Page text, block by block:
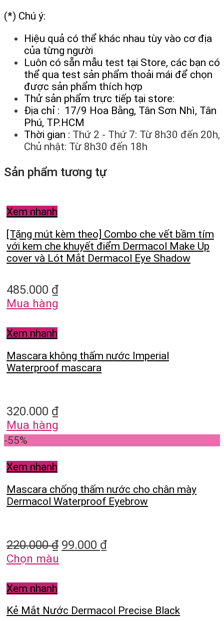
(*) Chú ý:
Hiệu quả có thể khác nhau tùy vào cơ địa
của từng người
Luôn có sẵn mẫu test tại Store, các bạn có
thể qua test sản phẩm thoải mái để chọn
được sản phẩm thích hợp
Thử sản phẩm trực tiếp tại store:
Địa chỉ : 17/9 Hoa Bằng, Tân Sơn Nhì, Tân
Phú, TP.HCM
Thời gian : Thứ 2 - Thứ 7: Từ 8h30 đến 20h,
Chủ nhật: Từ 8h30 đến 18h
Sản phẩm tương tự
Xem nhanh
[Tặng mút kèm theo] Combo che vết bầm tím
với kem che khuyết điểm Dermacol Make Up
cover và Lót Mắt Dermacol Eye Shadow
485.000 ₫
Mua hàng
Xem nhanh
Mascara không thấm nước Imperial
Waterproof mascara
320.000 ₫
Mua hàng
-55%
Xem nhanh
Mascara chống thấm nước cho chân mày
Dermacol Waterproof Eyebrow
220.000₫ 99.000 ₫
Chọn màu
Xem nhanh
Kẻ Mắt Nước Dermacol Precise Black